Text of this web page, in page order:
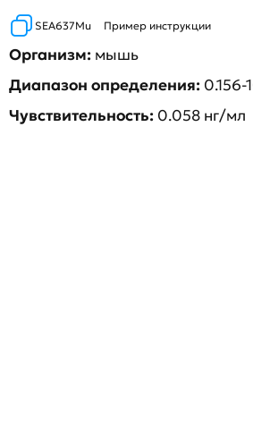
SEA637Mu Пример инструкции
Организм: мышь
Диапазон определения: 0.156-
Чувствительность: 0.058 нг/мл